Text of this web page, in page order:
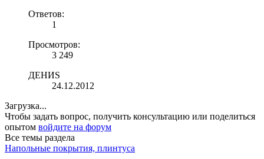
Ответов:
1
Просмотров:
3 249
ДЕНИS
24.12.2012
Загрузка...
Чтобы задать вопрос, получить консультацию или поделиться
опытом войдите на форум
Все темы раздела
Напольные покрытия, плинтуса